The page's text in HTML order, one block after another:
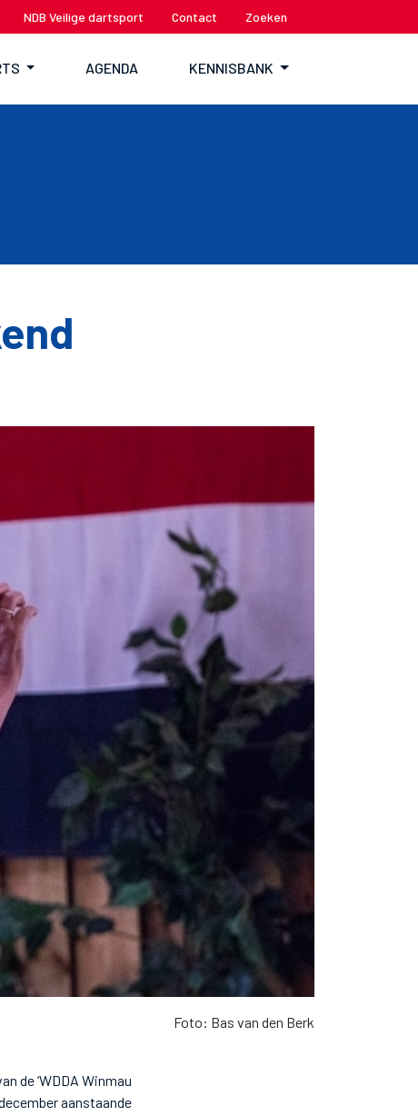
NDB Veilige dartsport Contact Zoeken
AGENDA KENNISBANK
Foto: Bas van den Berk
de ‘WDDA Winmau
aanstaande